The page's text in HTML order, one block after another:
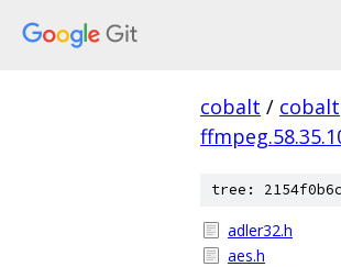
cobalt / cobalt
tree:
adler32.h
aes.h